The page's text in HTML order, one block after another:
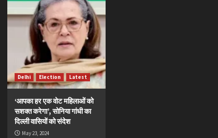
Delhi Election Latest
‘आपका हर एक वोट महिलाओं को
सशक्त करेगा’, सोनिया गांधी का
दिल्ली वासियों को संदेश
May 23, 2024